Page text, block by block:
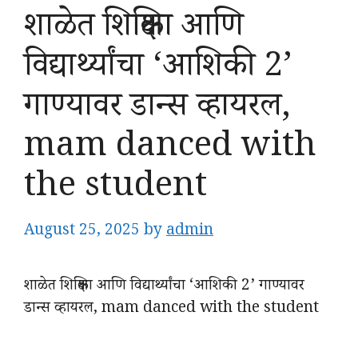
शाळेत शिक्षिका आणि
विद्यार्थ्यांचा ‘आशिकी 2’
गाण्यावर डान्स व्हायरल,
mam danced with
the student
August 25, 2025 byadmin
शाळेत शिक्षिका आणि विद्यार्थ्यांचा ‘आशिकी 2’ गाण्यावर
डान्स व्हायरल, mam danced with the student